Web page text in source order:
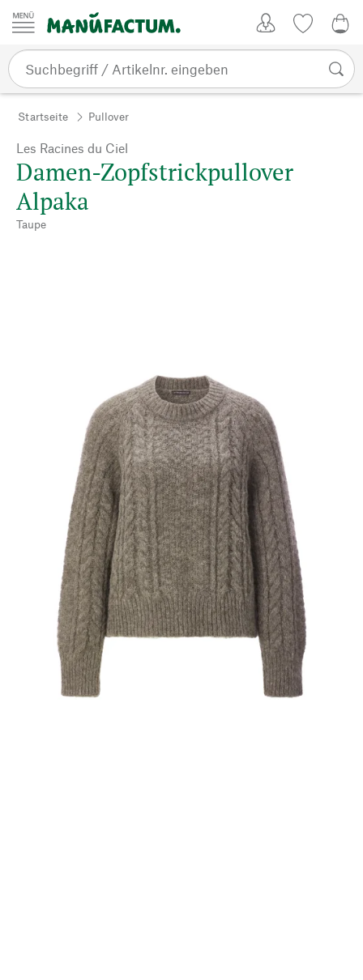
Zum Inhalt springen
Startseite Pullover
Les Racines du Ciel
Damen-Zopfstrickpullover
Alpaka
Taupe